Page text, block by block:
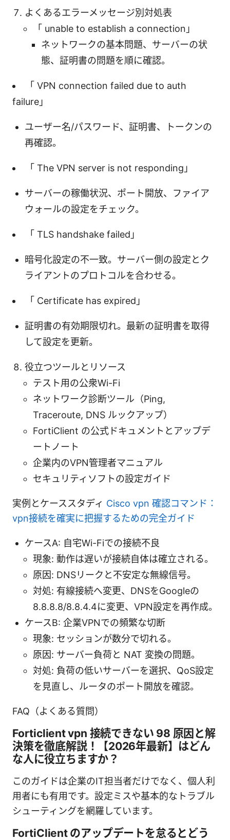
よくあるエラーメッセージ別対処表
「 unable to establish a connection」
ネットワークの基本問題、サーバーの状
態、証明書の問題を順に確認。
「 VPN connection failed due to auth
failure」
ユーザー名/パスワード、証明書、トークンの
再確認。
「 The VPN server is not responding」
サーバーの稼働状況、ポート開放、ファイア
ウォールの設定をチェック。
「 TLS handshake failed」
暗号化設定の不一致。サーバー側の設定とク
ライアントのプロトコルを合わせる。
「 Certificate has expired」
証明書の有効期限切れ。最新の証明書を取得
して設定を更新。
役立つツールとリソース
テスト用の公衆Wi-Fi
ネットワーク診断ツール（Ping,
Traceroute, DNS ルックアップ）
FortiClient の公式ドキュメントとアップデ
ートノート
企業内のVPN管理者マニュアル
セキュリティソフトの設定ガイド
実例とケーススタディ Cisco vpn 確認コマンド：
vpn接続を確実に把握するための完全ガイド
ケースA: 自宅Wi-Fiでの接続不良
現象: 動作は遅いが接続自体は確立される。
原因: DNSリークと不安定な無線信号。
対処: 有線接続へ変更、DNSをGoogleの
8.8.8.8/8.8.4.4に変更、VPN設定を再作成。
ケースB: 企業VPNでの頻繁な切断
現象: セッションが数分で切れる。
原因: サーバー負荷と NAT 変換の問題。
対処: 負荷の低いサーバーを選択、QoS設定
を見直し、ルータのポート開放を確認。
FAQ（よくある質問）
Forticlient vpn 接続できない 98 原因と解
決策を徹底解説！【2026年最新】はどん
な人に役立ちますか？
このガイドは企業のIT担当者だけでなく、個人利
用者にも有用です。設定ミスや基本的なトラブル
シューティングを網羅しています。
FortiClient のアップデートを怠るとどう